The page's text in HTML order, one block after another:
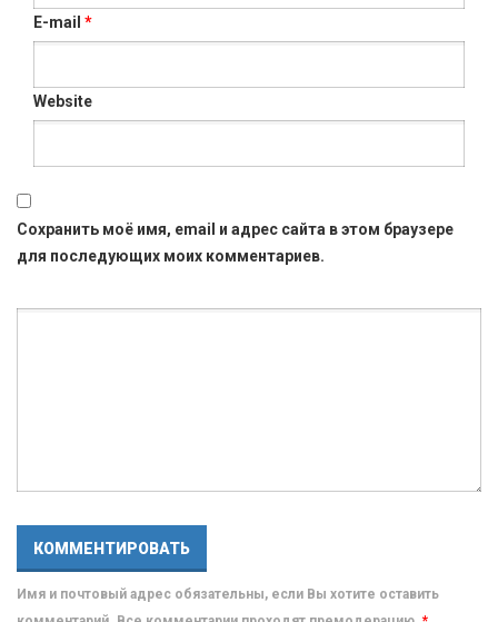
E-mail *
Website
Сохранить моё имя, email и адрес сайта в этом браузере
для последующих моих комментариев.
Имя и почтовый адрес обязательны, если Вы хотите оставить